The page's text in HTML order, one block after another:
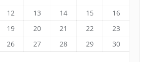
12 13 14 15
16
19 20 21 22
23
26 27 28 29
30